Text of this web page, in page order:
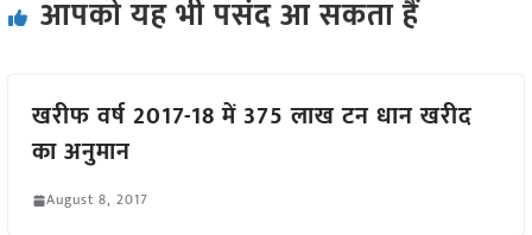
आपको यह भी पसंद आ सकता हैं
खरीफ वर्ष 2017-18 में 375 लाख टन धान खरीद
का अनुमान
August 8, 2017